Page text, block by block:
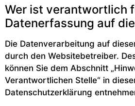
Wer ist verantwortlich
Datenerfassung auf
Die Datenverarbeitung auf
durch den Websitebetreiber.
können Sie dem Abschnitt
Verantwortlichen Stelle“ in
Datenschutzerklärung